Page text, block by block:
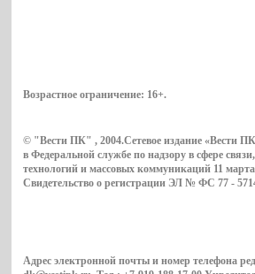
Возрастное ограничение: 16+.
© "Вести ПК" , 2004.Сетевое издание «Вести
в Федеральной службе по надзору в сфере
технологий и массовых коммуникаций 11 марта
Свидетельство о регистрации ЭЛ № ФС 77 -
Адрес электронной почты и номер телефона